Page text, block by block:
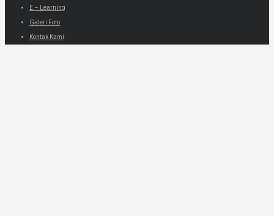
E – Learning
Galeri Foto
Kontak Kami